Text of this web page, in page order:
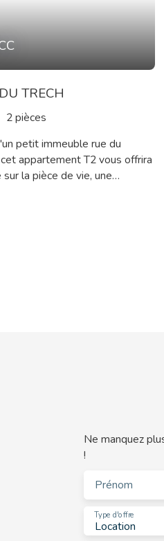
TRECH
2pièces
petit immeuble rue du
appartement T2 vous offrira
la pièce de vie, une
et une salle de bains avec
Chauffage électrique
10 euros de charges
Ne manquez
!
Prénom
Location
Type d'offre